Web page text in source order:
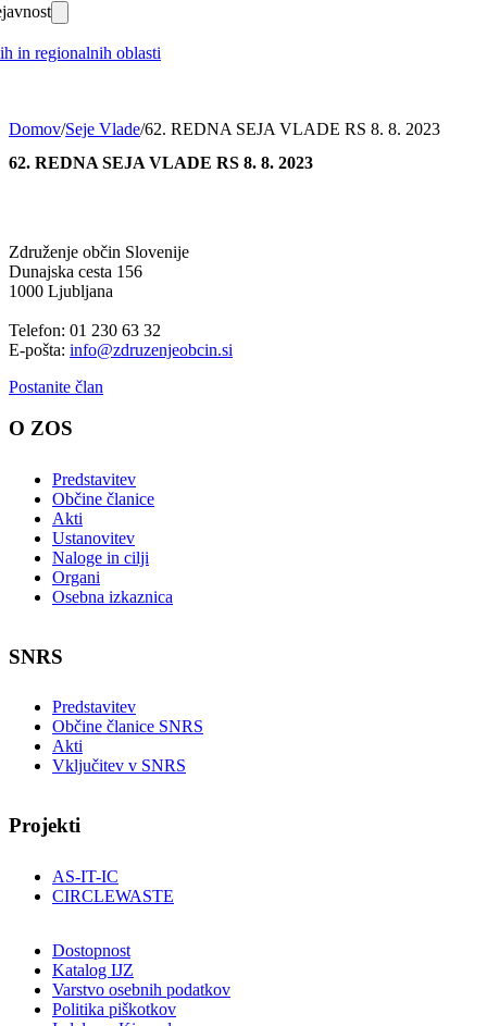
in regionalnih oblasti
Domov/Seje Vlade/62. REDNA SEJA VLADE RS 8. 8. 2023
62. REDNA SEJA VLADE RS 8. 8. 2023
Združenje občin Slovenije
Dunajska cesta 156
1000 Ljubljana
Telefon: 01 230 63 32
E-pošta: info@zdruzenjeobcin.si
Postanite član
O ZOS
Predstavitev
Občine članice
Akti
Ustanovitev
Naloge in cilji
Organi
Osebna izkaznica
SNRS
Predstavitev
Občine članice SNRS
Akti
Vključitev v SNRS
Projekti
AS-IT-IC
CIRCLEWASTE
Dostopnost
Katalog IJZ
Varstvo osebnih podatkov
Politika piškotkov